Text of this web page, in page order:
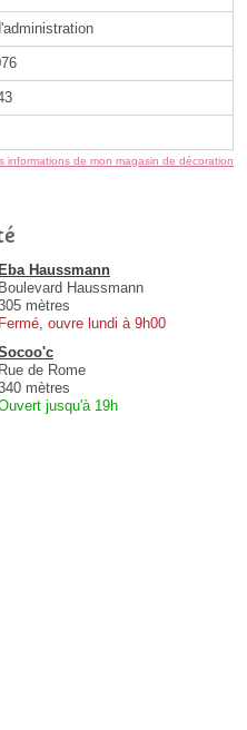
informations de mon magasin de décoration
Haussmann
Boulevard Haussmann
mètres
Fermé, ouvre lundi à 9h00
Rue de Rome
mètres
jusqu'à 19h